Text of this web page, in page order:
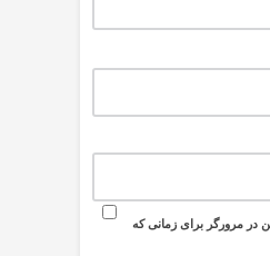
در مرورگر برای زمانی که